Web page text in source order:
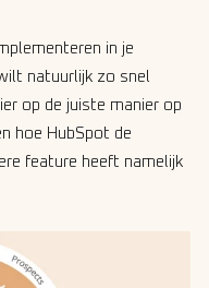
in je
natuurlijk zo snel
op de juiste manier op
hoe HubSpot de
feature heeft namelijk